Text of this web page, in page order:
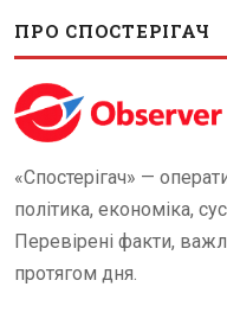
ПРО СПОСТЕРІГАЧ
«Спостерігач» —
політика, економіка,
Перевірені факти,
протягом дня.